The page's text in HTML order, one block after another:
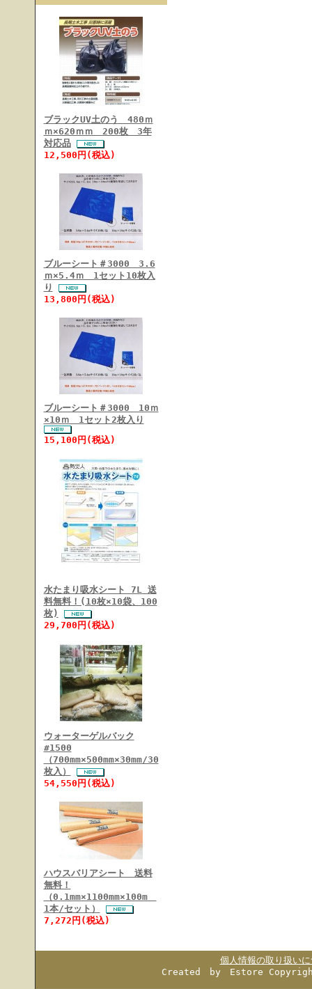
ブラックUV土のう 480ｍ
ｍ×620ｍｍ 200枚 3年
対応品
12,500円(税込)
ブルーシート＃3000 3.6
ｍ×5.4ｍ 1セット10枚入
り
13,800円(税込)
ブルーシート＃3000 10ｍ
×10ｍ 1セット2枚入り
15,100円(税込)
水たまり吸水シート 7L 送
料無料！(10枚×10袋、100
枚)
29,700円(税込)
ウォーターゲルバック
#1500
（700mm×500mm×30mm/30
枚入）
54,550円(税込)
ハウスバリアシート 送料
無料！
（0.1mm×1100mm×100m
1本/セット）
7,272円(税込)
個人情報の取り扱い
Created by Estore